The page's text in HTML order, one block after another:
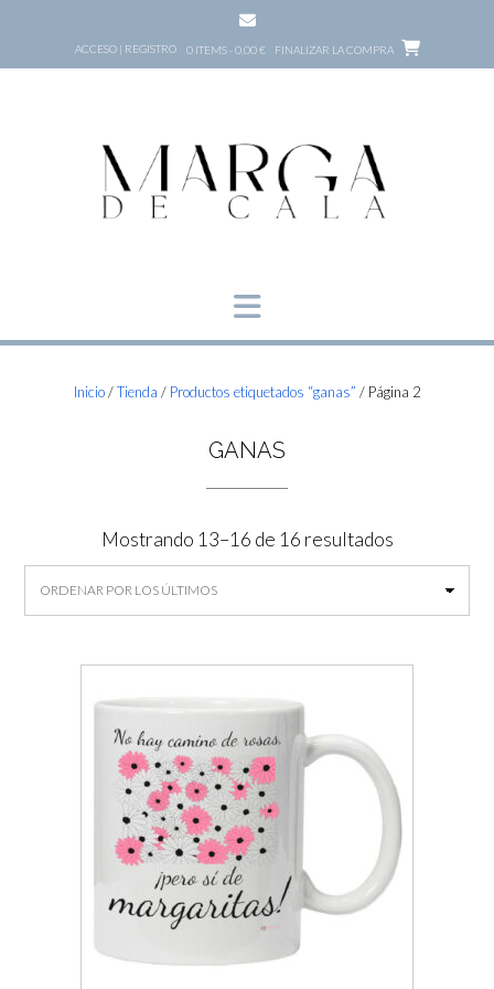
ACCESO | REGISTRO 0 ITEMS - 0,00 € FINALIZAR LA COMPRA
Inicio/Tienda / Productos etiquetados “ganas” / Página 2
GANAS
Mostrando 13–16 de 16 resultadosOrdenado
por